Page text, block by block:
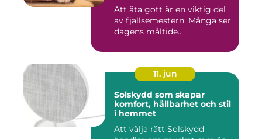
Att äta gott är en viktig del
av fjällsemestern. Många ser
dagens måltide...
11. jun
Solskydd som skapar
komfort, hållbarhet och stil
i hemmet
Att välja rätt Solskydd